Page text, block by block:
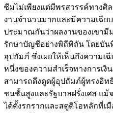
ซีมไม่เพียงแต่มีพรสวรรค์ทางศิ
งานจำนวนมากและมีความเฉีย
ประมาณกันว่าผลงานของเขามีม
รักษาบัญชีอย่างพิถีพิถัน โดยบัน
อุปถัมภ์ ซึ่งเผยให้เห็นถึงความเ
หนึ่งของความสำเร็จทางการเงิ
สามารถดึงดูดผู้อุปถัมภ์ผู้ทรงอิ
ชนชั้นสูงและรัฐบาลฝรั่งเศส แม้
ได้ตั้งรกรากและสตูดิโอหลักที่เมื